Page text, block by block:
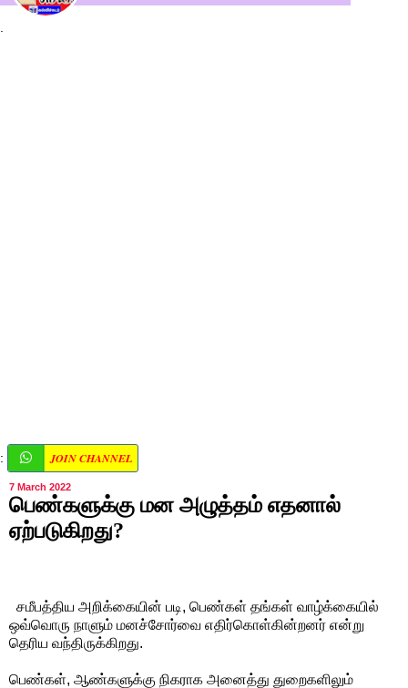
: JOIN CHANNEL
7 March 2022
பெண்களுக்கு மன அழுத்தம் எதனால்
ஏற்படுகிறது?
சமீபத்திய அறிக்கையின் படி, பெண்கள் தங்கள் வாழ்க்கையில்
ஒவ்வொரு நாளும் மனச்சோர்வை எதிர்கொள்கின்றனர் என்று
தெரிய வந்திருக்கிறது.
பெண்கள், ஆண்களுக்கு நிகராக அனைத்து துறைகளிலும்